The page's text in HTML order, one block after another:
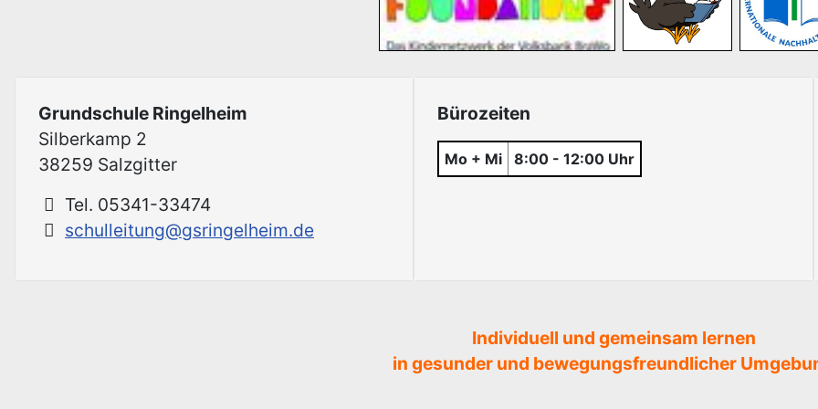
Grundschule Ringelheim
Silberkamp 2
38259 Salzgitter
Tel. 05341-33474
schulleitung@gsringelheim.de
Bürozeiten
Mo + Mi 8:00 - 12:00 Uhr
Individuell und gemeinsam lernen
in gesunder und bewegungsfreundlicher